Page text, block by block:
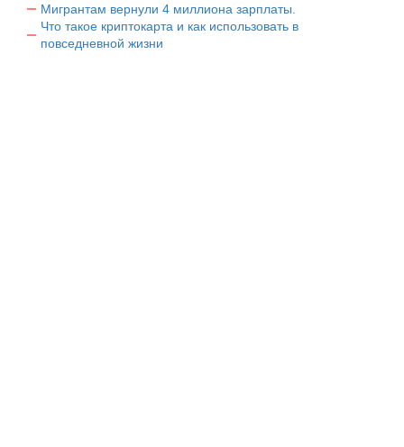
Мигрантам вернули 4 миллиона зарплаты.
Что такое криптокарта и как использовать в
повседневной жизни